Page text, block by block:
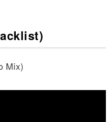
Mix)